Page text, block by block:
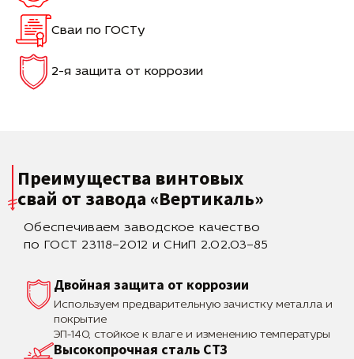
Сваи по ГОСТу
2-я защита от коррозии
Преимущества винтовых
свай от завода «Вертикаль»
Обеспечиваем заводское качество
по ГОСТ 23118–2012 и СНиП 2.02.03–85
Двойная защита от коррозии
Используем предварительную зачистку металла и
покрытие
ЭП-140, стойкое к влаге и изменению температуры
Высокопрочная сталь СТЗ